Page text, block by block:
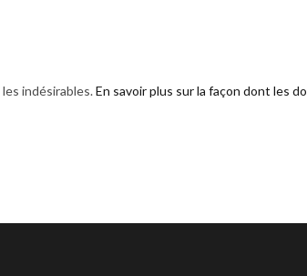
indésirables.En savoir plus sur la façon dont les